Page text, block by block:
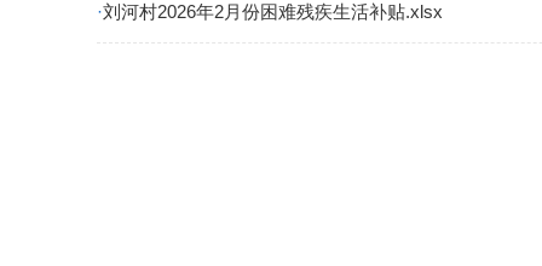
·刘河村2026年2月份困难残疾生活补贴.xlsx